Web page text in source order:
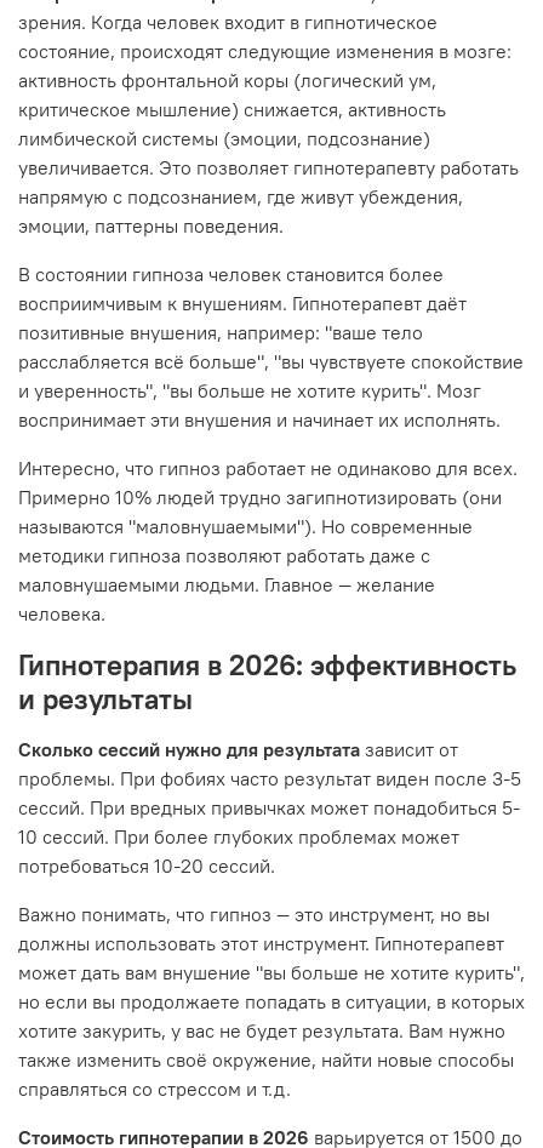
зрения. Когда человек входит в гипнотическое
состояние, происходят следующие изменения в мозге:
активность фронтальной коры (логический ум,
критическое мышление) снижается, активность
лимбической системы (эмоции, подсознание)
увеличивается. Это позволяет гипнотерапевту работать
напрямую с подсознанием, где живут убеждения,
эмоции, паттерны поведения.
В состоянии гипноза человек становится более
восприимчивым к внушениям. Гипнотерапевт даёт
позитивные внушения, например: "ваше тело
расслабляется всё больше", "вы чувствуете спокойствие
и уверенность", "вы больше не хотите курить". Мозг
воспринимает эти внушения и начинает их исполнять.
Интересно, что гипноз работает не одинаково для всех.
Примерно 10% людей трудно загипнотизировать (они
называются "маловнушаемыми"). Но современные
методики гипноза позволяют работать даже с
маловнушаемыми людьми. Главное — желание
человека.
Гипнотерапия в 2026: эффективность
и результаты
Сколько сессий нужно для результата зависит от
проблемы. При фобиях часто результат виден после 3-5
сессий. При вредных привычках может понадобиться 5-
10 сессий. При более глубоких проблемах может
потребоваться 10-20 сессий.
Важно понимать, что гипноз — это инструмент, но вы
должны использовать этот инструмент. Гипнотерапевт
может дать вам внушение "вы больше не хотите курить",
но если вы продолжаете попадать в ситуации, в которых
хотите закурить, у вас не будет результата. Вам нужно
также изменить своё окружение, найти новые способы
справляться со стрессом и т.д.
Стоимость гипнотерапии в 2026 варьируется от 1500 до